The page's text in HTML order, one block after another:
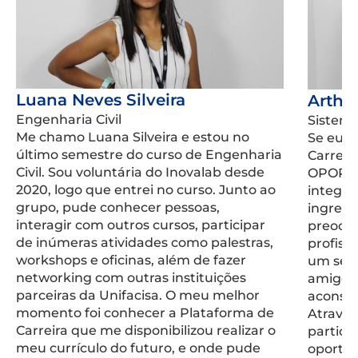
Luana Neves Silveira
Engenharia Civil
Me chamo Luana Silveira e estou no
último semestre do curso de Engenharia
Civil. Sou voluntária do Inovalab desde
2020, logo que entrei no curso. Junto ao
grupo, pude conhecer pessoas,
interagir com outros cursos, participar
de inúmeras atividades como palestras,
workshops e oficinas, além de fazer
networking com outras instituições
parceiras da Unifacisa. O meu melhor
momento foi conhecer a Plataforma de
Carreira que me disponibilizou realizar o
meu currículo do futuro, e onde pude
Se eu
um
amigo,